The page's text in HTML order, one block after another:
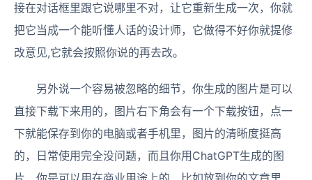
接在对话框里跟它说哪里不对，让它重新生成一次，你就
把它当成一个能听懂人话的设计师，它做得不好你就提修
改意见,它就会按照你说的再去改。
另外说一个容易被忽略的细节，你生成的图片是可以
直接下载下来用的，图片右下角会有一个下载按钮，点一
下就能保存到你的电脑或者手机里，图片的清晰度挺高
的，日常使用完全没问题，而且你用ChatGPT生成的图